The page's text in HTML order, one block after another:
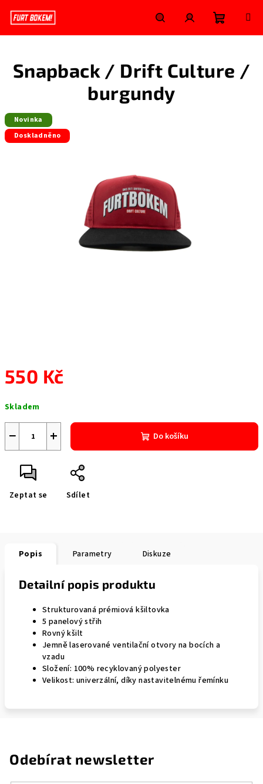
obsah
HledatPřihlášeníNákupní
košík
550 Kč
cena:
Skladem
+
− Do košíku
Zeptat se Sdílet
Snapback / Drift Culture /
burgundy
Novinka
Doskladněno
Popis Parametry Diskuze
Detailní popis produktu
Strukturovaná prémiová kšiltovka
5 panelový střih
Rovný kšilt
Jemně laserované ventilační otvory na bocích a
vzadu
Složení: 100% recyklovaný polyester
Velikost: univerzální, díky nastavitelnému řemínku
Odebírat newsletter